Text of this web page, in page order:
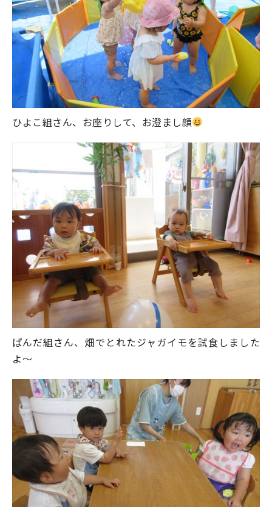
ひよこ組さん、お座りして、お澄まし顔
ぱんだ組さん、畑でとれたジャガイモを試食しました
よ～